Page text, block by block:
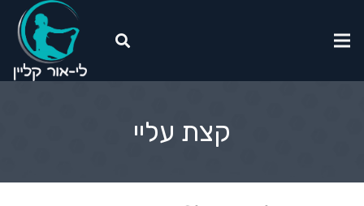
קצת עליי